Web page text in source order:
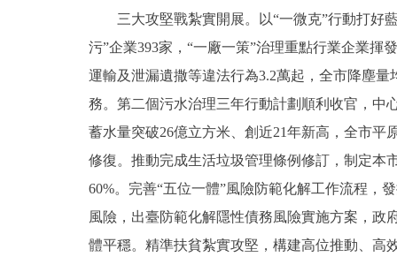
三大攻堅戰紮實開展。以“一微克”行動打好藍
污”企業393家，“一廠一策”治理重點行業企業
運輸及泄漏遺撒等違法行為3.2萬起，全市降塵
務。第二個污水治理三年行動計劃順利收官，中
蓄水量突破26億立方米、創近21年新高，全市平
修復。推動完成生活垃圾管理條例修訂，制定本
60%。完善“五位一體”風險防範化解工作流程，
風險，出臺防範化解隱性債務風險實施方案，政
體平穩。精準扶貧紮實攻堅，構建高位推動、高